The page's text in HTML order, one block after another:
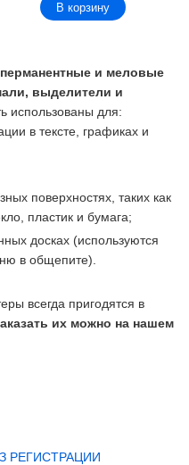
В корзину
перманентные и меловые
выделители и
использованы для:
в тексте, графиках и
поверхностях, таких как
пластик и бумага;
досках (используются
в общепите).
всегда пригодятся в
их можно на нашем
РЕГИСТРАЦИИ